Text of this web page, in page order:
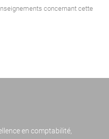
concernant cette
en comptabilité,